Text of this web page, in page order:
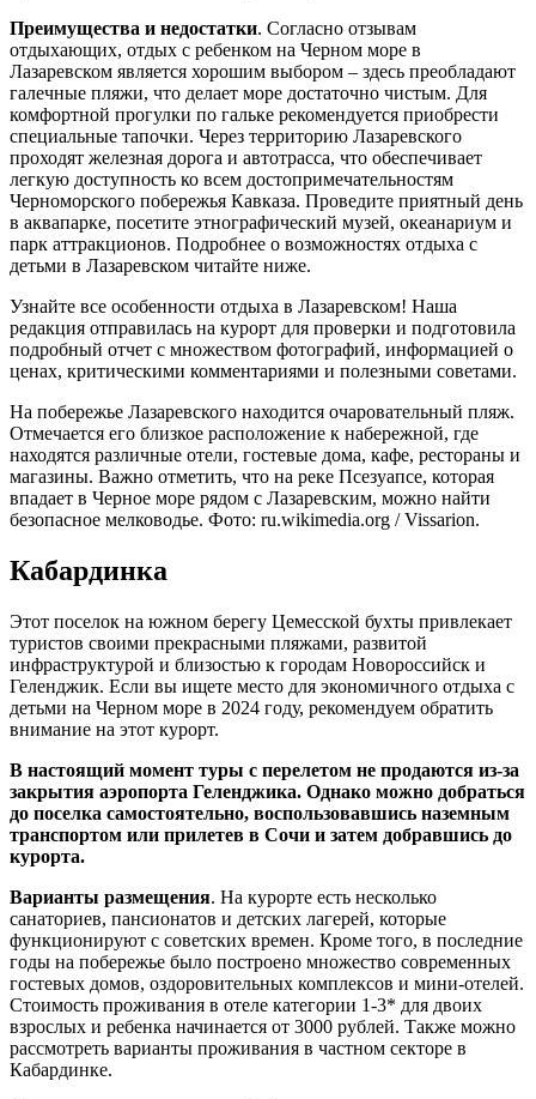
Преимущества и недостатки. Согласно отзывам
отдыхающих, отдых с ребенком на Черном море в
Лазаревском является хорошим выбором – здесь преобладают
галечные пляжи, что делает море достаточно чистым. Для
комфортной прогулки по гальке рекомендуется приобрести
специальные тапочки. Через территорию Лазаревского
проходят железная дорога и автотрасса, что обеспечивает
легкую доступность ко всем достопримечательностям
Черноморского побережья Кавказа. Проведите приятный день
в аквапарке, посетите этнографический музей, океанариум и
парк аттракционов. Подробнее о возможностях отдыха с
детьми в Лазаревском читайте ниже.
Узнайте все особенности отдыха в Лазаревском! Наша
редакция отправилась на курорт для проверки и подготовила
подробный отчет с множеством фотографий, информацией о
ценах, критическими комментариями и полезными советами.
На побережье Лазаревского находится очаровательный пляж.
Отмечается его близкое расположение к набережной, где
находятся различные отели, гостевые дома, кафе, рестораны и
магазины. Важно отметить, что на реке Псезуапсе, которая
впадает в Черное море рядом с Лазаревским, можно найти
безопасное мелководье. Фото: ru.wikimedia.org / Vissarion.
Кабардинка
Этот поселок на южном берегу Цемесской бухты привлекает
туристов своими прекрасными пляжами, развитой
инфраструктурой и близостью к городам Новороссийск и
Геленджик. Если вы ищете место для экономичного отдыха с
детьми на Черном море в 2024 году, рекомендуем обратить
внимание на этот курорт.
В настоящий момент туры с перелетом не продаются из-за
закрытия аэропорта Геленджика. Однако можно добраться
до поселка самостоятельно, воспользовавшись наземным
транспортом или прилетев в Сочи и затем добравшись до
курорта.
Варианты размещения. На курорте есть несколько
санаториев, пансионатов и детских лагерей, которые
функционируют с советских времен. Кроме того, в последние
годы на побережье было построено множество современных
гостевых домов, оздоровительных комплексов и мини-отелей.
Стоимость проживания в отеле категории 1-3* для двоих
взрослых и ребенка начинается от 3000 рублей. Также можно
рассмотреть варианты проживания в частном секторе в
Кабардинке.